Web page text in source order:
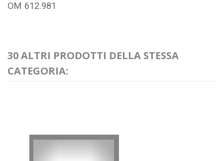
OM 612.981
30 ALTRI PRODOTTI DELLA STESSA
CATEGORIA: